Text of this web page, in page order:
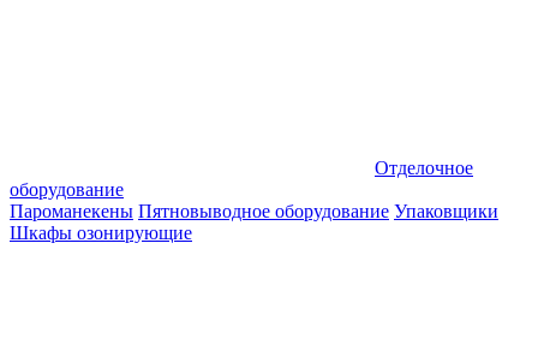
Отделочное
оборудование
Пароманекены Пятновыводное оборудование Упаковщики
Шкафы озонирующие